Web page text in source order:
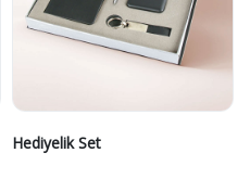
Hediyelik Set